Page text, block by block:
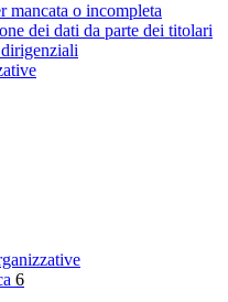
mancata o incompleta
dei dati da parte dei titolari
6